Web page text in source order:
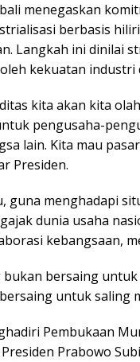
menegaskan
berbasis
Langkah ini dinilai
kekuatan industri
kita akan kita
pengusaha-
lain. Kita mau
Presiden.
guna menghadapi
dunia usaha
kebangsaan,
bukan bersaing
untuk saling
Pembukaan
Prabowo